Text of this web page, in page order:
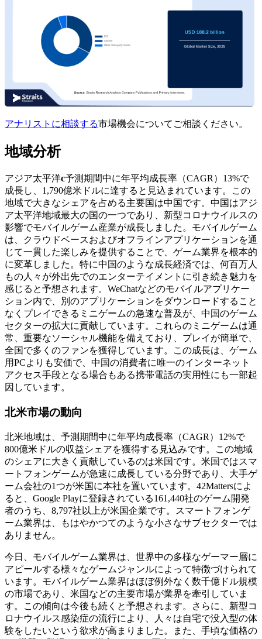
アナリストに相談する市場機会についてご相談ください。
地域分析
アジア太平洋c予測期間中に年平均成長率（CAGR）13%で
成長し、1,790億米ドルに達すると見込まれています。この
地域で大きなシェアを占める主要国は中国です。中国はアジ
ア太平洋地域最大の国の一つであり、新型コロナウイルスの
影響でモバイルゲーム産業が成長しました。モバイルゲーム
は、クラウドベースおよびオフラインアプリケーションを通
じて一貫した楽しみを提供することで、ゲーム業界を根本的
に変革しました。特に中国のような成長経済では、何百万人
もの人々が外出先でのエンターテイメントに引き続き魅力を
感じると予想されます。WeChatなどのモバイルアプリケー
ション内で、別のアプリケーションをダウンロードすること
なくプレイできるミニゲームの急速な普及が、中国のゲーム
セクターの拡大に貢献しています。これらのミニゲームは通
常、重要なソーシャル機能を備えており、プレイが簡単で、
全国で多くのファンを獲得しています。この成長は、ゲーム
用PCよりも安価で、中国の消費者に唯一のインターネット
アクセス手段となる場合もある携帯電話の実用性にも一部起
因しています。
北米市場の動向
北米地域は、予測期間中に年平均成長率（CAGR）12%で
800億米ドルの収益シェアを獲得する見込みです。この地域
のシェアに大きく貢献しているのは米国です。米国ではスマ
ートフォンゲームが急速に成長している分野であり、大手ゲ
ーム会社の1つが米国に本社を置いています。42Mattersによ
ると、Google Playに登録されている161,440社のゲーム開発
者のうち、8,797社以上が米国企業です。スマートフォンゲ
ーム業界は、もはやかつてのような小さなサブセクターでは
ありません。
今日、モバイルゲーム業界は、世界中の多様なゲーマー層に
アピールする様々なゲームジャンルによって特徴づけられて
います。モバイルゲーム業界はほぼ例外なく数千億ドル規模
の市場であり、米国などの主要市場が業界を牽引していま
す。この傾向は今後も続くと予想されます。さらに、新型コ
ロナウイルス感染症の流行により、人々は自宅で没入型の体
験をしたいという欲求が高まりました。また、手頃な価格の